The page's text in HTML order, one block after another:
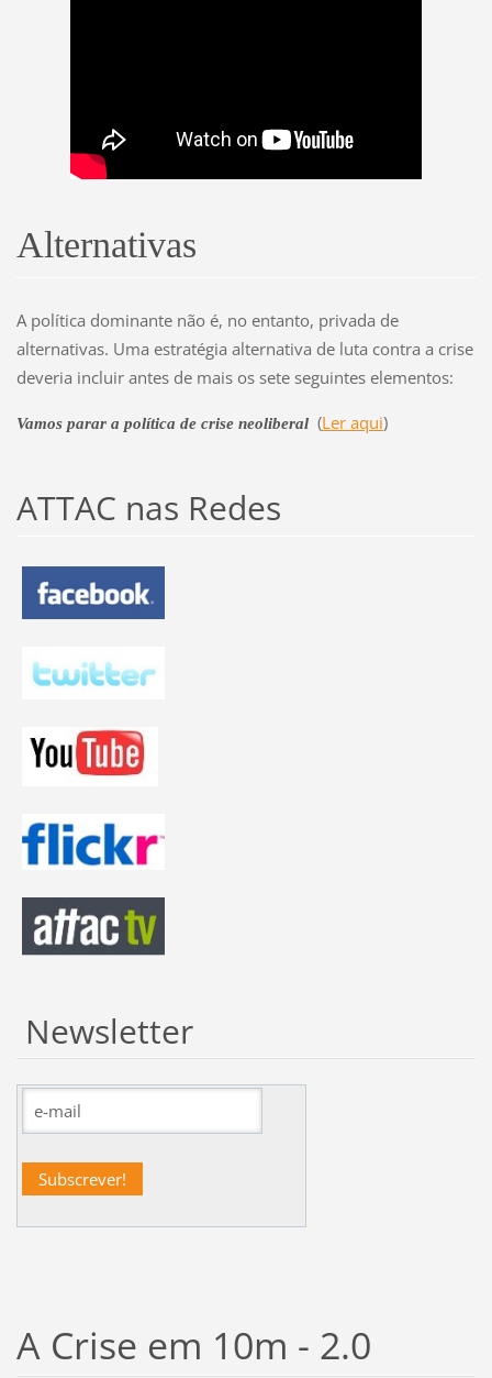
Alternativas
A política dominante não é, no entanto, privada de
alternativas. Uma estratégia alternativa de luta contra a crise
deveria incluir antes de mais os sete seguintes elementos:
Vamos parar a política de crise neoliberal (Ler aqui)
ATTAC nas Redes
Newsletter
A Crise em 10m - 2.0